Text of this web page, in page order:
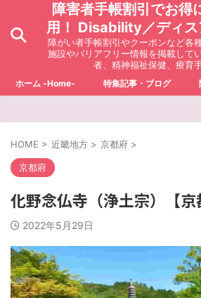
障害者手帳割引でお得
用！ Disability／ディス
障がい者手帳割引やクーポンなど各
施設やバリアフリー情報を掲載して
者、精神福祉保健、療育手
ホーム -Home- 特集記事・ブログ
HOME > 近畿地方 > 京都府 >
京都府
化野念仏寺（浄土宗）【京
2022年5月29日